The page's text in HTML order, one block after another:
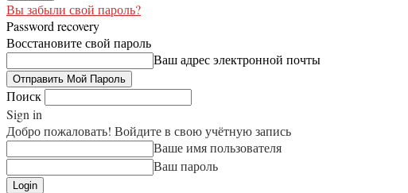
Вы забыли свой пароль?
Password recovery
Восстановите свой пароль
Ваш адрес электронной почты
Поиск
Sign in
Добро пожаловать! Войдите в свою учётную запись
Ваше имя пользователя
Ваш пароль